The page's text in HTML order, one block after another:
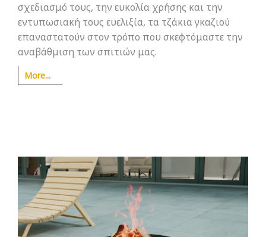
σχεδιασμό τους, την ευκολία χρήσης και την
εντυπωσιακή τους ευελιξία, τα τζάκια γκαζιού
επαναστατούν στον τρόπο που σκεφτόμαστε την
αναβάθμιση των σπιτιών μας.
More...